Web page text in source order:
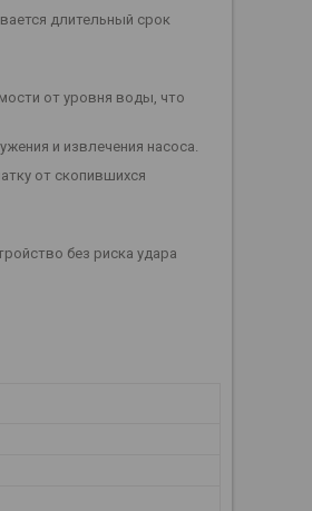
длительный срок
от уровня воды, что
и извлечения насоса.
от скопившихся
без риска удара